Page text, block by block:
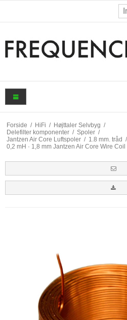
Forside / HiFi / Højttaler Selvbyg /
Delefilter komponenter / Spoler /
Jantzen Air Core Luftspoler / 1.8 mm. tråd /
0,2 mH · 1,8 mm Jantzen Air Core Wire Coil